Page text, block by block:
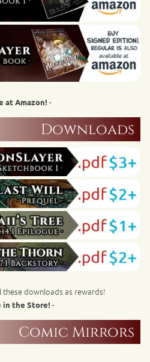
at Amazon! ·
Downloads
downloads as rewards!
in the Store! ·
Comic Mirrors